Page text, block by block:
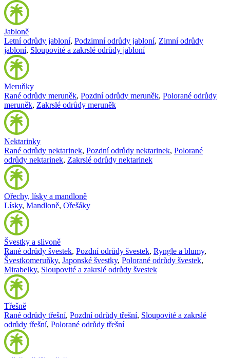
Jabloně
Letní odrůdy jabloní, Podzimní odrůdy jabloní, Zimní odrůdy
jabloní, Sloupovité a zakrslé odrůdy jabloní
Meruňky
Rané odrůdy meruněk, Pozdní odrůdy meruněk, Polorané odrůdy
meruněk, Zakrslé odrůdy meruněk
Nektarinky
Rané odrůdy nektarinek, Pozdní odrůdy nektarinek, Polorané
odrůdy nektarinek, Zakrslé odrůdy nektarinek
Ořechy, lísky a mandloně
Lísky, Mandloně, Ořešáky
Švestky a slivoně
Rané odrůdy švestek, Pozdní odrůdy švestek, Ryngle a blumy,
Švestkomeruňky, Japonské švestky, Polorané odrůdy švestek,
Mirabelky, Sloupovité a zakrslé odrůdy švestek
Třešně
Rané odrůdy třešní, Pozdní odrůdy třešní, Sloupovité a zakrslé
odrůdy třešní, Polorané odrůdy třešní